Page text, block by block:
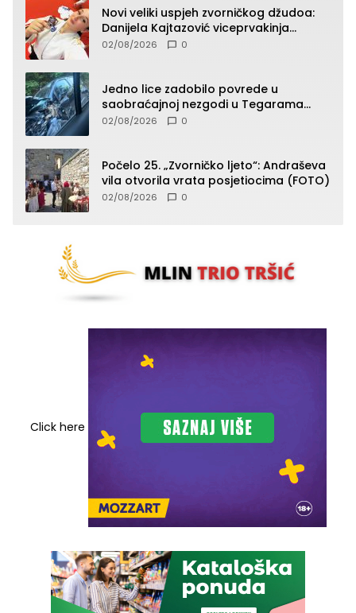
Novi veliki uspjeh zvorničkog džudoa:
Danijela Kajtazović viceprvakinja
Balkana u seniorskoj konkurenciji
02/08/2026 0
Jedno lice zadobilo povrede u
saobraćajnoj nezgodi u Tegarama
(FOTO)
02/08/2026 0
Počelo 25. „Zvorničko ljeto“: Andraševa
vila otvorila vrata posjetiocima (FOTO)
02/08/2026 0
Click here